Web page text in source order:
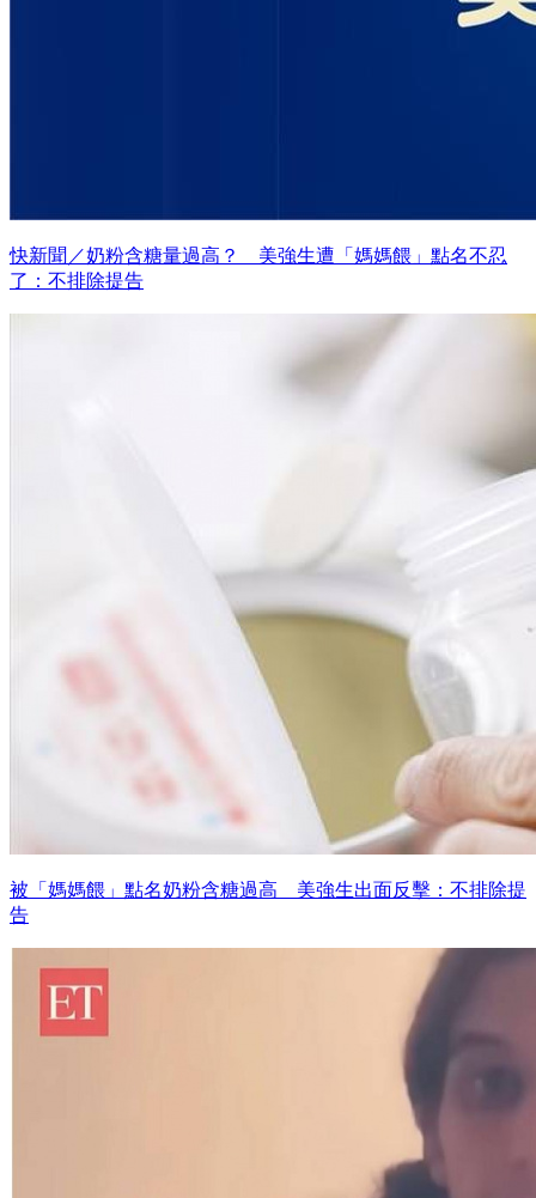
快新聞／奶粉含糖量過高？ 美強生遭「媽媽餵」點名不忍
了：不排除提告
被「媽媽餵」點名奶粉含糖過高 美強生出面反擊：不排除提
告